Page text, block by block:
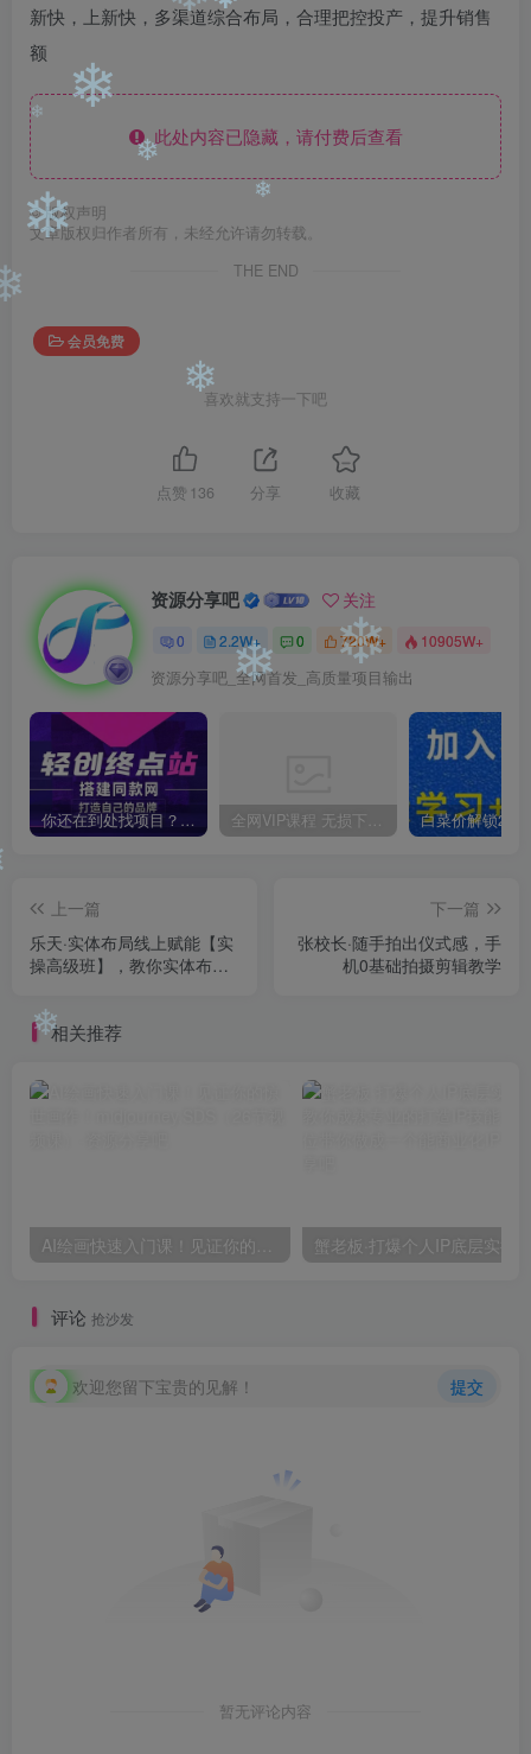
新快，上新快，多渠道综合布局，合理把控投产，提升销售
额
此处内容已隐藏，请付费后查看
©版权声明
文章版权归作者所有，未经允许请勿转载。
THE END
会员免费
喜欢就支持一下吧
点赞 136 分享 收藏
资源分享吧 关注
0 2.2W+ 0 720W+ 10905W+
资源分享吧_全网首发_高质量项目输出
你还在到处找项目？还在当韭菜？我靠卖项目一个月收入5万+，曾经我也是个失败者。 全网VIP课程 无损下载~
上一篇
乐天·实体布局线上赋能【实
操高级班】，教你实体布局
温度的高转化账号
下一篇
张校长·随手拍出仪式感，​手
机0基础拍摄剪辑教学
相关推荐
评论 抢沙发
欢迎您留下宝贵的见解！ 提交
暂无评论内容
❄
❄ ❄
❄
❄
❄
❄
❄❄